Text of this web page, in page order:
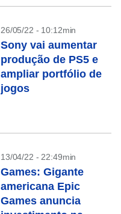
26/05/22 - 10:12min
Sony vai aumentar
produção de PS5 e
ampliar portfólio de
jogos
13/04/22 - 22:49min
Games: Gigante
americana Epic
Games anuncia